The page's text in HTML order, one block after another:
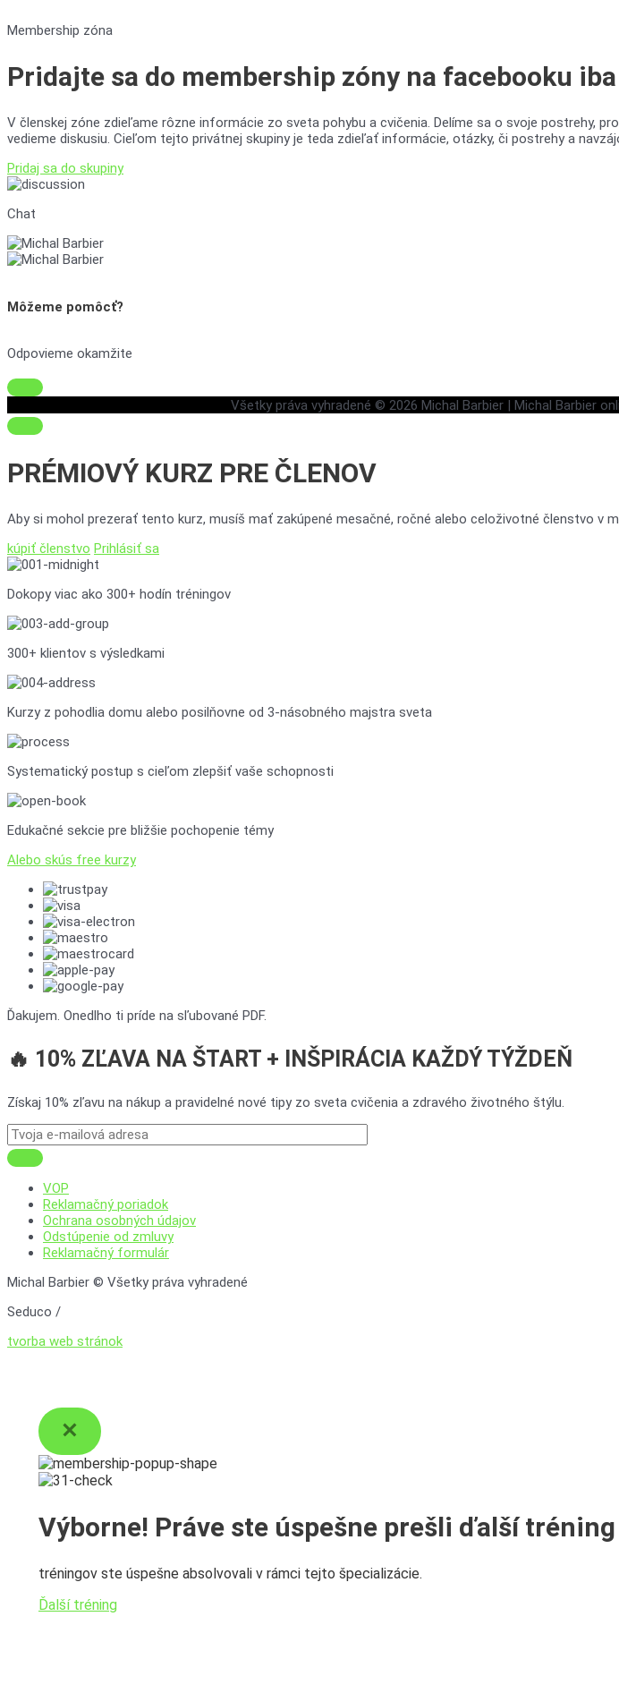
Membership zóna
Pridajte sa do membership zóny na facebooku
V členskej zóne zdieľame rôzne informácie zo sveta pohybu a cvičenia. Delíme sa o svoje postrehy,
vedieme diskusiu. Cieľom tejto privátnej skupiny je teda zdieľať informácie, otázky, či postrehy a
Pridaj sa do skupiny
Chat
Môžeme pomôcť?
Odpovieme okamžite
Všetky práva vyhradené © 2026 Michal Barbier| Michal Barbier
PRÉMIOVÝ KURZ PRE ČLENOV
Aby si mohol prezerať tento kurz, musíš mať zakúpené mesačné, ročné alebo celoživotné členstvo v
kúpiť členstvo Prihlásiť sa
Dokopy viac ako 300+ hodín tréningov
300+ klientov s výsledkami
Kurzy z pohodlia domu alebo posilňovne od 3-násobného majstra sveta
Systematický postup s cieľom zlepšiť vaše schopnosti
Edukačné sekcie pre bližšie pochopenie témy
Alebo skús free kurzy
Ďakujem. Onedlho ti príde na sľubované PDF.
🔥 10% ZĽAVA NA ŠTART + INŠPIRÁCIA KAŽDÝ TÝŽDEŇ
Získaj 10% zľavu na nákup a pravidelné nové tipy zo sveta cvičenia a zdravého životného štýlu.
VOP
Reklamačný poriadok
Ochrana osobných údajov
Odstúpenie od zmluvy
Reklamačný formulár
Michal Barbier © Všetky práva vyhradené
Seduco /
tvorba web stránok
Výborne! Práve ste úspešne prešli ďalší tréning
tréningov ste úspešne absolvovali v rámci tejto špecializácie.
Ďalší tréning